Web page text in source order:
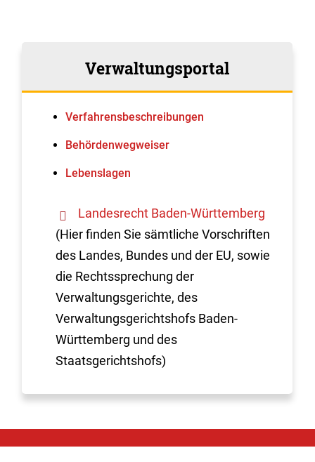
Verwaltungsportal
Verfahrens­beschreibungen
Behördenwegweiser
Lebenslagen
Landesrecht Baden-Württemberg
(Hier finden Sie sämtliche Vorschriften
des Landes, Bundes und der EU, sowie
die Rechtssprechung der
Verwaltungsgerichte, des
Verwaltungsgerichtshofs Baden-
Württemberg und des
Staatsgerichtshofs)